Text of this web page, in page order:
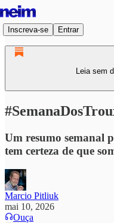
Inscreva-se Entrar
Leia sem
Um resumo semanal
tem certeza de que
Marcio Pitliuk
mai 10, 2026
Ouça